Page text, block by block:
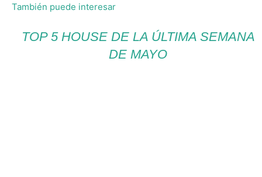
También puede interesar
TOP 5 HOUSE DE LA ÚLTIMA SEMANA
DE MAYO